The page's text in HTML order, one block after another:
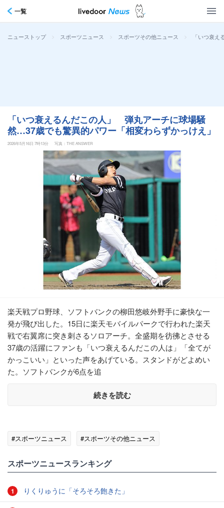
一覧
ニューストップ > スポーツニュース > スポーツその他ニュース > 「いつ衰
「いつ衰えるんだこの人」 弾丸アーチに球場騒
然…37歳でも驚異的パワー「相変わらずかっけえ」
2026年5月16日 7時13分 写真：THE ANSWER
楽天戦プロ野球、ソフトバンクの柳田悠岐外野手に豪快な一
発が飛び出した。15日に楽天モバイルパークで行われた楽天
戦で右翼席に突き刺さるソロアーチ。全盛期を彷彿とさせる
37歳の活躍にファンも「いつ衰えるんだこの人は」「全てが
かっこいい」といった声をあげている。スタンドがどよめい
た。ソフトバンクが6点を追
続きを読む
#スポーツニュース #スポーツその他ニュース
スポーツニュースランキング
1 りくりゅうに「そろそろ飽きた」